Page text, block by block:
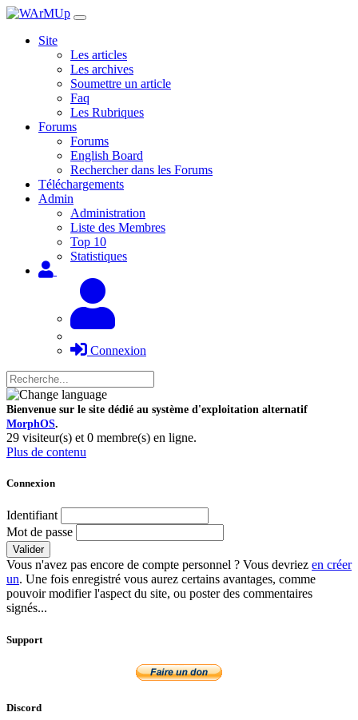
Site
Les articles
Les archives
Soumettre un article
Faq
Les Rubriques
Forums
Forums
English Board
Rechercher dans les Forums
Téléchargements
Admin
Administration
Liste des Membres
Top 10
Statistiques
Connexion
Bienvenue sur le site dédié au système d'exploitation alternatif
MorphOS.
29 visiteur(s) et 0 membre(s) en ligne.
Plus de contenu
Connexion
Identifiant
Mot de passe
Valider
Vous n'avez pas encore de compte personnel ? Vous devriez en créer
un. Une fois enregistré vous aurez certains avantages, comme
pouvoir modifier l'aspect du site, ou poster des commentaires
signés...
Support
Discord